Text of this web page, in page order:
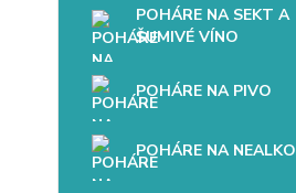
POHÁRE NA SEKT A
ŠUMIVÉ VÍNO
POHÁRE NA PIVO
POHÁRE NA NEALKO